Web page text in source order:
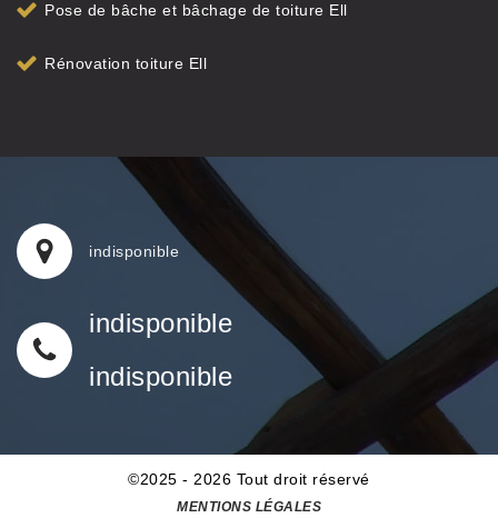
Pose de bâche et bâchage de toiture Ell
Rénovation toiture Ell
indisponible
indisponible
indisponible
©2025 - 2026 Tout droit réservé
MENTIONS LÉGALES